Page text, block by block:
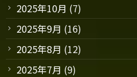
2025年10月 (7)
2025年9月 (16)
2025年8月 (12)
2025年7月 (9)